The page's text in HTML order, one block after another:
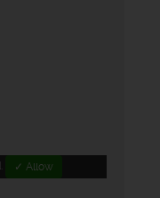
✓ Allow